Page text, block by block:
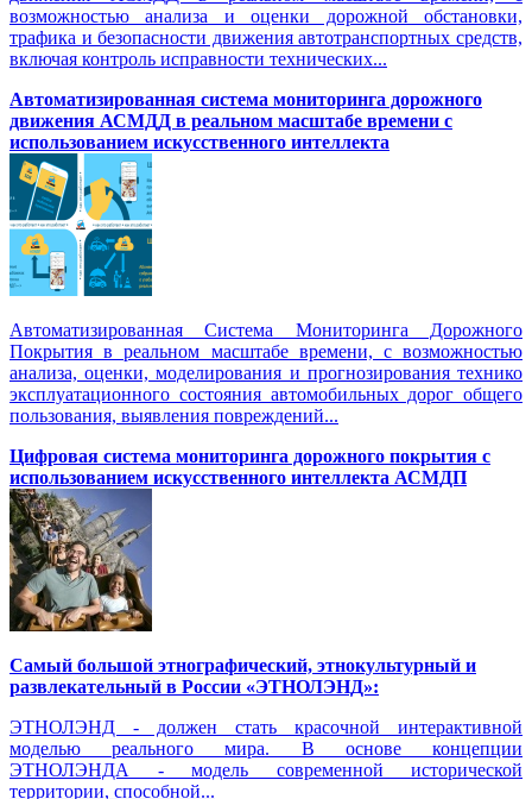
возможностью анализа и оценки дорожной обстановки,
трафика и безопасности движения автотранспортных средств,
включая контроль исправности технических...
Автоматизированная cистема мониторинга дорожного
движения АСМДД в реальном масштабе времени с
использованием искусственного интеллекта
Автоматизированная Система Мониторинга Дорожного
Покрытия в реальном масштабе времени, с возможностью
анализа, оценки, моделирования и прогнозирования технико
эксплуатационного состояния автомобильных дорог общего
пользования, выявления повреждений...
Цифровая система мониторинга дорожного покрытия с
использованием искусственного интеллекта АСМДП
Самый большой этнографический, этнокультурный и
развлекательный в России «ЭТНОЛЭНД»:
ЭТНОЛЭНД - должен стать красочной интерактивной
моделью реального мира. В основе концепции
ЭТНОЛЭНДА - модель современной исторической
территории, способной...